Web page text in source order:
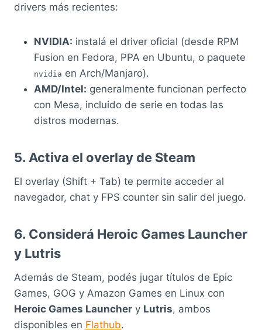
drivers más recientes:
NVIDIA: instalá el driver oficial (desde RPM
Fusion en Fedora, PPA en Ubuntu, o paquete
nvidia en Arch/Manjaro).
AMD/Intel: generalmente funcionan perfecto
con Mesa, incluido de serie en todas las
distros modernas.
5. Activa el overlay de Steam
El overlay (Shift + Tab) te permite acceder al
navegador, chat y FPS counter sin salir del juego.
6. Considerá Heroic Games Launcher
y Lutris
Además de Steam, podés jugar títulos de Epic
Games, GOG y Amazon Games en Linux con
Heroic Games Launcher y Lutris, ambos
disponibles en Flathub.